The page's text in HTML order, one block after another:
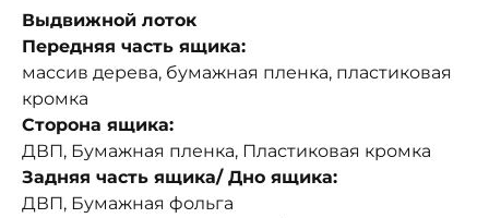
Выдвижной лоток
Передняя часть ящика:
массив дерева, бумажная пленка, пластиковая
кромка
Сторона ящика:
ДВП, Бумажная пленка, Пластиковая кромка
Задняя часть ящика/ Дно ящика:
ДВП, Бумажная фольга